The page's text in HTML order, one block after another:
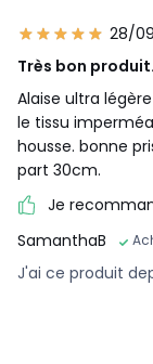
28/
Très bon produit.
Alaise ultra
le tissu
housse. bonne
part 30cm.
Je
SamanthaB
J'ai ce produit